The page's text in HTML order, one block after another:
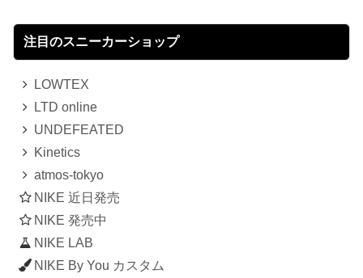
注目のスニーカーショップ
LOWTEX
LTD online
UNDEFEATED
Kinetics
atmos-tokyo
NIKE 近日発売
NIKE 発売中
NIKE LAB
NIKE By You カスタム